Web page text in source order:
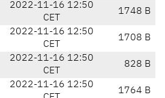
2022-11-16 12:50
CET
1748 B
2022-11-16 12:50
CET
1708 B
2022-11-16 12:50
CET
828 B
2022-11-16 12:50
1764 B